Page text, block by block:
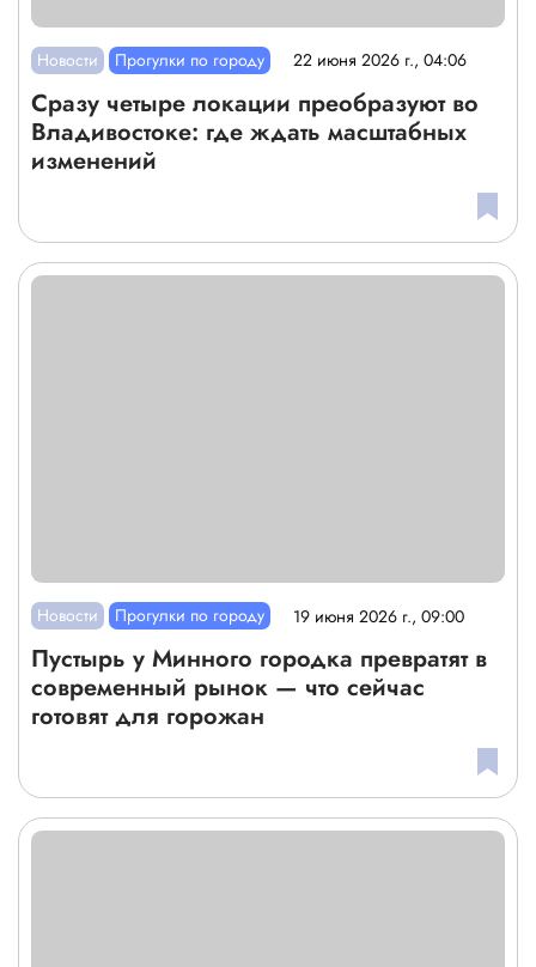
Новости Прогулки по городу 22 июня 2026 г., 04:06
Сразу четыре локации преобразуют во
Владивостоке: где ждать масштабных
изменений
Новости Прогулки по городу 19 июня 2026 г., 09:00
Пустырь у Минного городка превратят в
современный рынок — что сейчас
готовят для горожан